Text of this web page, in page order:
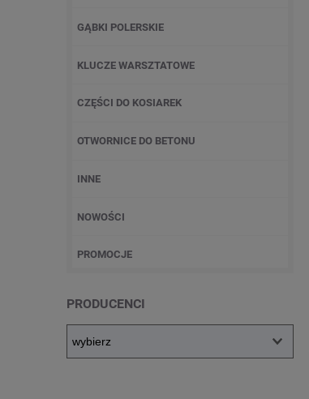
GĄBKI POLERSKIE
KLUCZE WARSZTATOWE
CZĘŚCI DO KOSIAREK
OTWORNICE DO BETONU
INNE
NOWOŚCI
PROMOCJE
PRODUCENCI